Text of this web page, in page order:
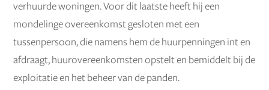
verhuurde woningen. Voor dit laatste heeft hij een
mondelinge overeenkomst gesloten met een
tussenpersoon, die namens hem de huurpenningen int en
afdraagt, huurovereenkomsten opstelt en bemiddelt bij de
exploitatie en het beheer van de panden.